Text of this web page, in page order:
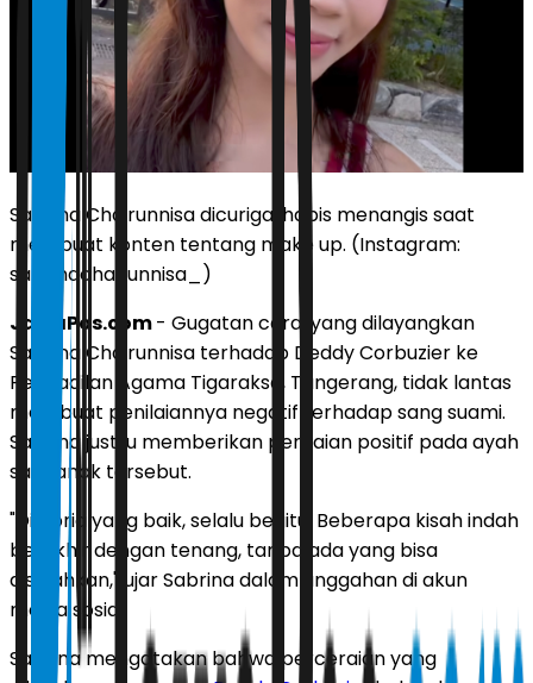
Sabrina Chairunnisa dicurigai habis menangis saat
membuat konten tentang make up. (Instagram:
sabrinachairunnisa_)
JawaPos.com- Gugatan cerai yang dilayangkan
Sabrina Chairunnisa terhadap Deddy Corbuzier ke
Pengadilan Agama Tigaraksa, Tangerang, tidak lantas
membuat penilaiannya negatif terhadap sang suami.
Sabrina justru memberikan penilaian positif pada ayah
satu anak tersebut.
"Dia pria yang baik, selalu begitu. Beberapa kisah indah
berakhir dengan tenang, tanpa ada yang bisa
disalahkan," ujar Sabrina dalam unggahan di akun
media sosial.
Sabrina mengatakan bahwa perceraian yang